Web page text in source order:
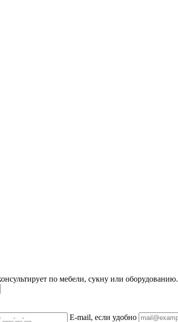
по мебели, сукну или оборудованию.
E-mail, если удобно